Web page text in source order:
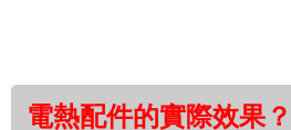
電熱配件的實際效果？